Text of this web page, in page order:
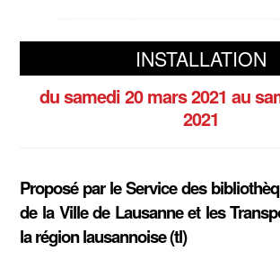
INSTALLATION
du samedi 20 mars 2021 au
2021
Proposé par le Service des
de la Ville de Lausanne et les
la région lausannoise (tl)